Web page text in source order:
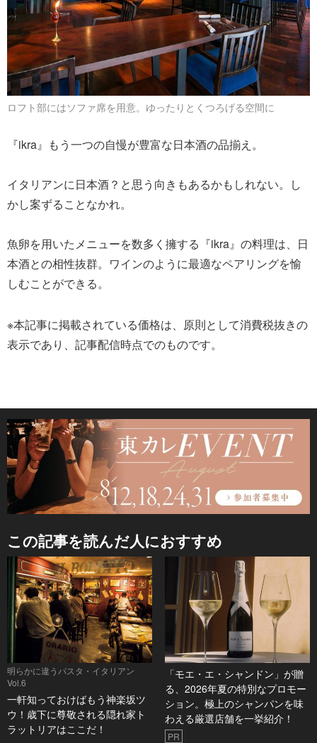
ロフト部にはソファ席を用意。ゆったりとくつろげる空間に
『ikra』もう一つの自慢が豊富な日本酒の品揃え。
イタリアンに日本酒？と思う向きもあるかもしれない。し
かし案ずることなかれ。
魚卵を用いたメニューを数多く擁する『ikra』の料理は、日
本酒との相性抜群。ワインのように最適なペアリングを愉
しむことができる。
※本記事に掲載されている価格は、原則として消費税抜きの
表示であり、記事配信時点でのものです。
この記事を読んだ人におすすめ
明らかに違うパスタ・イタリアン
Vol.6
一軒知っておけばもう神楽坂ツ
ウ！歳下に尊敬される隠れ家ト
ラットリアはここだ！
「モエ・エ・シャンドン」が贈
る、2026年夏の特別なプロモー
ション。極上のシャンパンを味
わえる厳選店舗を一挙紹介！
PR